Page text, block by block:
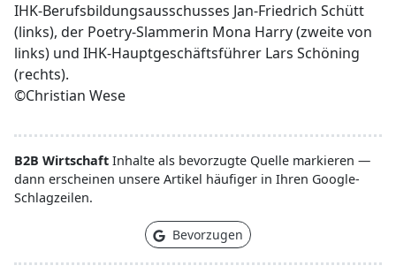
IHK-Berufsbildungsausschusses Jan-Friedrich Schütt
(links), der Poetry-Slammerin Mona Harry (zweite von
links) und IHK-Hauptgeschäftsführer Lars Schöning
(rechts).
©Christian Wese
B2B Wirtschaft Inhalte als bevorzugte Quelle markieren —
dann erscheinen unsere Artikel häufiger in Ihren Google-
Schlagzeilen.
Bevorzugen